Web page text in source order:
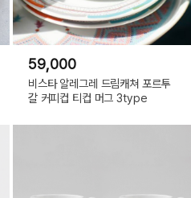
59,000
비스타 알레그레 드림캐쳐 포르투
갈 커피컵 티컵 머그 3type